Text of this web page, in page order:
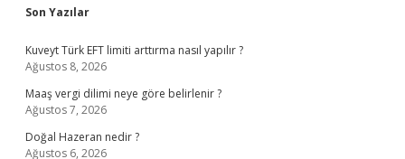
Sidebar
Son Yazılar
Kuveyt Türk EFT limiti arttırma nasıl yapılır ?
Ağustos 8, 2026
Maaş vergi dilimi neye göre belirlenir ?
Ağustos 7, 2026
Doğal Hazeran nedir ?
Ağustos 6, 2026